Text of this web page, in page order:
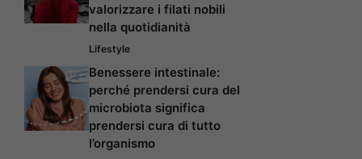
valorizzare i filati nobili
nella quotidianità
Lifestyle
Benessere intestinale:
perché prendersi cura del
microbiota significa
prendersi cura di tutto
l’organismo